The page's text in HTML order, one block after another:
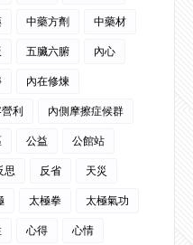
中藥方劑
中藥材
五臟六腑
內心
內在修煉
利
內側摩擦症候群
公益
公館站
思 反省
天災
太極拳
太極氣功
心得
心情